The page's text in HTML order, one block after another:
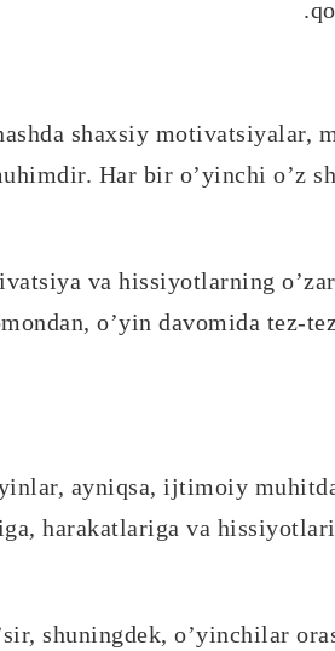
shaxsiy
Har bir o’yinchi o’z
va hissiyotlarning
o’yin davomida tez-
ayniqsa, ijtimoiy
harakatlariga va
shuningdek, o’yinchilar